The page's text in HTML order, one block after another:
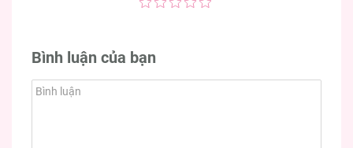
Bình luận của bạn